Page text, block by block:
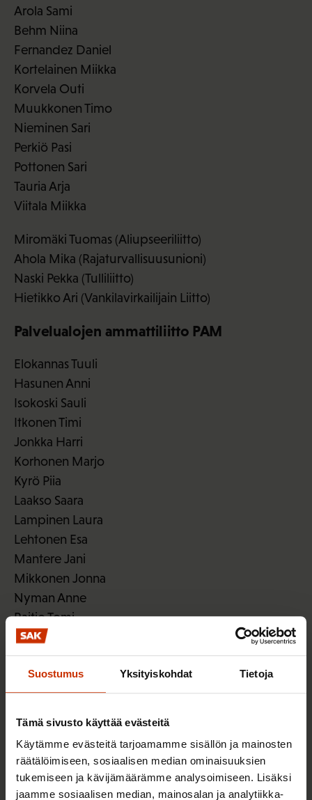
Suostumus Yksityiskohdat Tietoja
Tämä sivusto käyttää evästeitä
Käytämme evästeitä tarjoamamme sisällön ja mainosten
räätälöimiseen, sosiaalisen median ominaisuuksien
tukemiseen ja kävijämäärämme analysoimiseen. Lisäksi
jaamme sosiaalisen median, mainosalan ja analytiikka-
Arola Sami
Behm Niina
Fernandez Daniel
Kortelainen Miikka
Korvela Outi
Muukkonen Timo
Nieminen Sari
Perkiö Pasi
Pottonen Sari
Tauria Arja
Viitala Miikka
Miromäki Tuomas (Aliupseeriliitto)
Ahola Mika (Rajaturvallisuusunioni)
Naski Pekka (Tulliliitto)
Hietikko Ari (Vankilavirkailijain Liitto)
Palvelualojen ammattiliitto PAM
Elokannas Tuuli
Hasunen Anni
Isokoski Sauli
Itkonen Timi
Jonkka Harri
Korhonen Marjo
Kyrö Piia
Laakso Saara
Lampinen Laura
Lehtonen Esa
Mantere Jani
Mikkonen Jonna
Nyman Anne
Raitio Tomi
Rönni-Sällinen Annika
Suvivirta Satu
Tamminen Liisa
Vanhanen Kirsi
Vehmas Päivi
Paperiliitto